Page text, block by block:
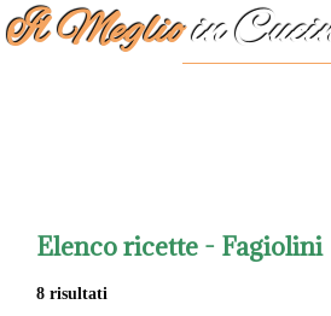
Il Meglioin
Elenco ricette - Fagiolini
8 risultati